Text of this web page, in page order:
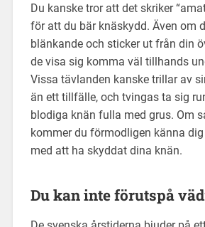
Du kanske tror att det skriker
för att du bär knäskydd. Även om
blänkande och sticker ut från din
de visa sig komma väl tillhands
Vissa tävlanden kanske trillar av
än ett tillfälle, och tvingas ta sig
blodiga knän fulla med grus. Om
kommer du förmodligen känna
med att ha skyddat dina knän.
Du kan inte förutspå